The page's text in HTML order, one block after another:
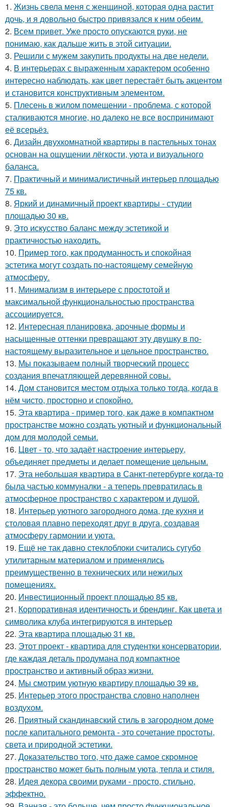
1. Жизнь свела меня с женщиной, которая одна растит
дочь, и я довольно быстро привязался к ним обеим.
2. Всем привет. Уже просто опускаются руки, не
понимаю, как дальше жить в этой ситуации.
3. Решили с мужем закупить продукты на две недели.
4. В интерьерах с выраженным характером особенно
интересно наблюдать, как цвет перестаёт быть акцентом
и становится конструктивным элементом.
5. Плесень в жилом помещении - проблема, с которой
сталкиваются многие, но далеко не все воспринимают
её всерьёз.
6. Дизайн двухкомнатной квартиры в пастельных тонах
основан на ощущении лёгкости, уюта и визуального
баланса.
7. Практичный и минималистичный интерьер площадью
75 кв.
8. Яркий и динамичный проект квартиры - студии
площадью 30 кв.
9. Это искусство баланс между эстетикой и
практичностью находить.
10. Пример того, как продуманность и спокойная
эстетика могут создать по-настоящему семейную
атмосферу.
11. Минимализм в интерьере с простотой и
максимальной функциональностью пространства
ассоциируется.
12. Интересная планировка, арочные формы и
насыщенные оттенки превращают эту двушку в по-
настоящему выразительное и цельное пространство.
13. Мы показываем полный творческий процесс
создания впечатляющей деревянной совы.
14. Дом становится местом отдыха только тогда, когда в
нём чисто, просторно и спокойно.
15. Эта квартира - пример того, как даже в компактном
пространстве можно создать уютный и функциональный
дом для молодой семьи.
16. Цвет - то, что задаёт настроение интерьеру,
объединяет предметы и делает помещение цельным.
17. Эта небольшая квартира в Санкт-петербурге когда-то
была частью коммуналки - а теперь превратилась в
атмосферное пространство с характером и душой.
18. Интерьер уютного загородного дома, где кухня и
столовая плавно переходят друг в друга, создавая
атмосферу гармонии и уюта.
19. Ещё не так давно стеклоблоки считались сугубо
утилитарным материалом и применялись
преимущественно в технических или нежилых
помещениях.
20. Инвестиционный проект площадью 85 кв.
21. Корпоративная идентичность и брендинг. Как цвета и
символика клуба интегрируются в интерьер
22. Эта квартира площадью 31 кв.
23. Этот проект - квартира для студентки консерватории,
где каждая деталь продумана под компактное
пространство и активный образ жизни.
24. Мы смотрим уютную квартиру площадью 39 кв.
25. Интерьер этого пространства словно наполнен
воздухом.
26. Приятный скандинавский стиль в загородном доме
после капитального ремонта - это сочетание простоты,
света и природной эстетики.
27. Доказательство того, что даже самое скромное
пространство может быть полным уюта, тепла и стиля.
28. Идея декора своими руками - просто, стильно,
эффектно.